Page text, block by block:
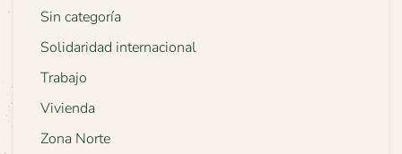
Sin categoría
Solidaridad internacional
Trabajo
Vivienda
Zona Norte